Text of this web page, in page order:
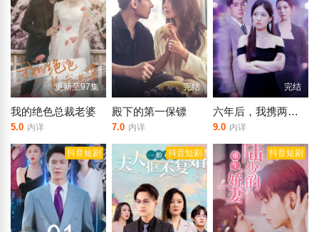
更新至97集
我的绝色总裁老婆
5.0 内详
完结
殿下的第一保镖
7.0 内详
完结
六年后，我携两个崽炸翻前夫家
9.0 内详
抖音短剧 抖音短剧 抖音短剧